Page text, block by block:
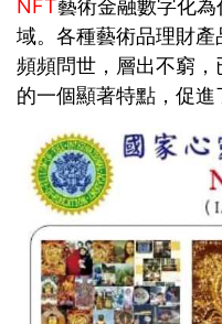
NFT藝術金融數字化
域。各種藝術品理財
頻頻問世，層出不窮
的一個顯著特點，促進